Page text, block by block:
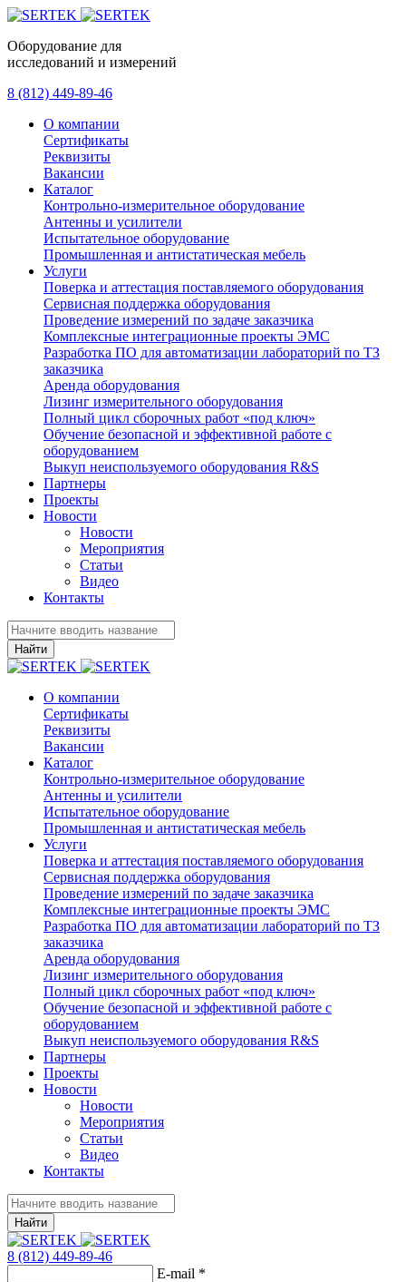
Оборудование для
исследований и измерений
8 (812) 449-89-46
О компании
Сертификаты
Реквизиты
Вакансии
Каталог
Контрольно-измерительное оборудование
Антенны и усилители
Испытательное оборудование
Промышленная и антистатическая мебель
Услуги
Поверка и аттестация поставляемого оборудования
Сервисная поддержка оборудования
Проведение измерений по задаче заказчика
Комплексные интеграционные проекты ЭМС
Разработка ПО для автоматизации лабораторий по ТЗ
заказчика
Аренда оборудования
Лизинг измерительного оборудования
Полный цикл сборочных работ «под ключ»
Обучение безопасной и эффективной работе с
оборудованием
Выкуп неиспользуемого оборудования R&S
Партнеры
Проекты
Новости
Новости
Мероприятия
Статьи
Видео
Контакты
Найти
О компании
Сертификаты
Реквизиты
Вакансии
Каталог
Контрольно-измерительное оборудование
Антенны и усилители
Испытательное оборудование
Промышленная и антистатическая мебель
Услуги
Поверка и аттестация поставляемого оборудования
Сервисная поддержка оборудования
Проведение измерений по задаче заказчика
Комплексные интеграционные проекты ЭМС
Разработка ПО для автоматизации лабораторий по ТЗ
заказчика
Аренда оборудования
Лизинг измерительного оборудования
Полный цикл сборочных работ «под ключ»
Обучение безопасной и эффективной работе с
оборудованием
Выкуп неиспользуемого оборудования R&S
Партнеры
Проекты
Новости
Новости
Мероприятия
Статьи
Видео
Контакты
Найти
8 (812) 449-89-46
E-mail *